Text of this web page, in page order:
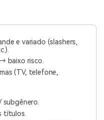
e variado (slashers,
baixo risco.
(TV, telefone,
subgênero.
títulos.